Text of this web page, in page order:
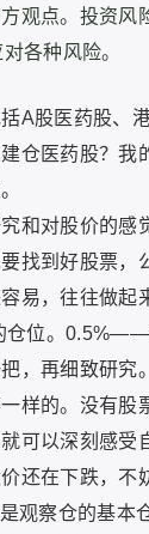
观点。投资风
各种风险。
A股医药股、
仓医药股？我
和对股价的感
找到好股票，
易，往往做起
仓位。
，再细致研究
样的。没有股
可以深刻感受
还在下跌，不
观察仓的基本